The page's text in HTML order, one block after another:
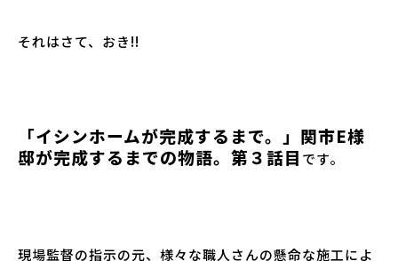
それはさて、おき!!
「イシンホームが完成するまで。」関市E様
邸が完成するまでの物語。第３話目 です。
現場監督の指示の元、様々な職人さんの懸命な施工によ